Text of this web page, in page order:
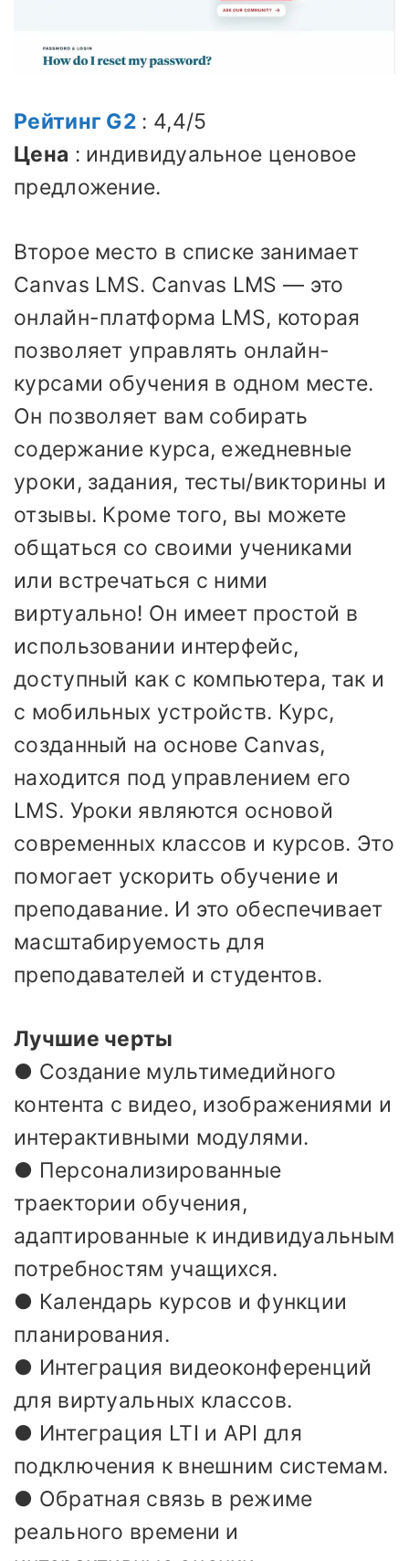
Рейтинг G2 : 4,4/5
Цена : индивидуальное ценовое
предложение.
Второе место в списке занимает
Canvas LMS. Canvas LMS — это
онлайн-платформа LMS, которая
позволяет управлять онлайн-
курсами обучения в одном месте.
Он позволяет вам собирать
содержание курса, ежедневные
уроки, задания, тесты/викторины и
отзывы. Кроме того, вы можете
общаться со своими учениками
или встречаться с ними
виртуально! Он имеет простой в
использовании интерфейс,
доступный как с компьютера, так и
с мобильных устройств. Курс,
созданный на основе Canvas,
находится под управлением его
LMS. Уроки являются основой
современных классов и курсов. Это
помогает ускорить обучение и
преподавание. И это обеспечивает
масштабируемость для
преподавателей и студентов.
Лучшие черты
● Создание мультимедийного
контента с видео, изображениями и
интерактивными модулями.
● Персонализированные
траектории обучения,
адаптированные к индивидуальным
потребностям учащихся.
● Календарь курсов и функции
планирования.
● Интеграция видеоконференций
для виртуальных классов.
● Интеграция LTI и API для
подключения к внешним системам.
● Обратная связь в режиме
реального времени и